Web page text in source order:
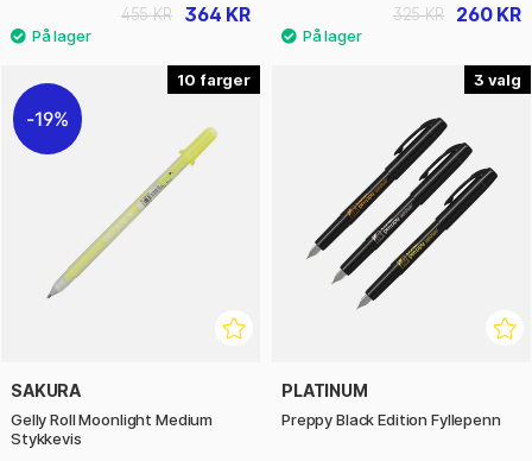
364 KR
455 KR 260 KR
325 KR
10
19%
SAKURA
Gelly Roll Moonlight Medium
Stykkevis
3
PLATINUM
Preppy Black Edition Fyllepenn